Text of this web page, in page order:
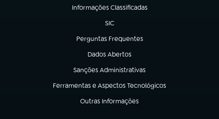
Informações Classificadas
(abre em nova aba)
SIC
(abre em nova aba)
Perguntas Frequentes
(abre em nova aba)
Dados Abertos
(abre em nova aba)
Sanções Administrativas
(abre em nova aba)
Ferramentas e Aspectos Tecnológicos
(abre em nova aba)
Outras Informações
(abre em nova aba)